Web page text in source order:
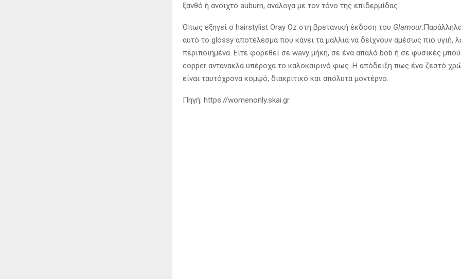
ξανθό ή ανοιχτό auburn, ανάλογα με τον τόνο της επιδερμίδας.
Όπως εξηγεί ο hairstylist Oray Oz στη βρετανική έκδοση του Glamour
αυτό το glossy αποτέλεσμα που κάνει τα μαλλιά να δείχνουν αμέσως πιο υγιή,
περιποιημένα. Είτε φορεθεί σε wavy μήκη, σε ένα απαλό bob ή σε φυσικές
copper αντανακλά υπέροχα το καλοκαιρινό φως. Η απόδειξη πως ένα ζεστό
είναι ταυτόχρονα κομψό, διακριτικό και απόλυτα μοντέρνο.
Πηγή: https://womenonly.skai.gr